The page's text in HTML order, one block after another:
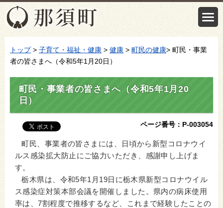
トップ> 子育て・福祉・健康 > 健康 > 町民の健康> 町民・事業
者の皆さまへ（令和5年1月20日）
町民・事業者の皆さまへ（令和5年1月20
日）
ページ番号：P-003054
町民、事業者の皆さまには、日頃から新型コロナウイ
ルス感染拡大防止にご協力いただき、感謝申し上げま
す。
栃木県は、令和5年1月19日に栃木県新型コロナウイル
ス感染症対策本部会議を開催しました。県内の病床使用
率は、7割程度で推移するなど、これまで経験したことの